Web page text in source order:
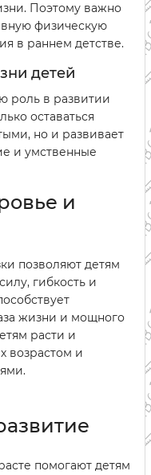
Поэтому важно
физическую
в раннем детстве.
детей
роль в развитии
оставаться
но и развивает
и умственные
и
позволяют детям
гибкость и
жизни и мощного
расти и
возрастом и
помогают детям